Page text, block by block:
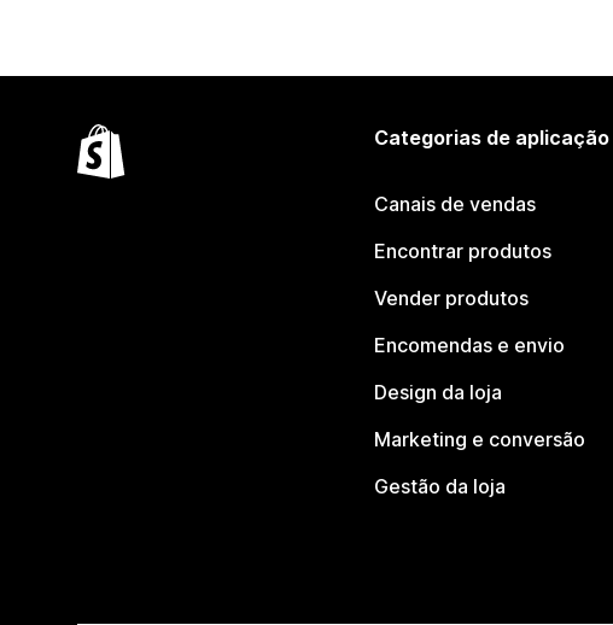
Categorias de aplicação
Canais de vendas
Encontrar produtos
Vender produtos
Encomendas e envio
Design da loja
Marketing e conversão
Gestão da loja